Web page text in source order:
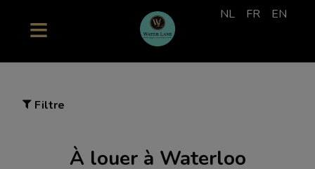
NL FR EN
Filtre
À louer à Waterloo